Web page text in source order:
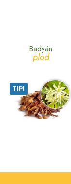
Badyán
plod
TIP!